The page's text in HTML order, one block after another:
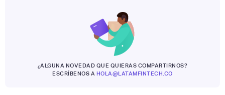
¿ALGUNA NOVEDAD QUE QUIERAS COMPARTIRNOS?
ESCRÍBENOS A HOLA@LATAMFINTECH.CO